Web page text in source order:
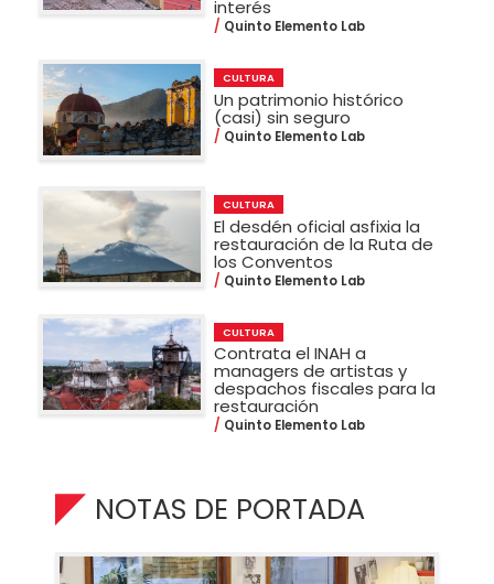
interés
Quinto Elemento Lab
CULTURA
Un patrimonio histórico
(casi) sin seguro
Quinto Elemento Lab
CULTURA
El desdén oficial asfixia la
restauración de la Ruta de
los Conventos
Quinto Elemento Lab
CULTURA
Contrata el INAH a
managers de artistas y
despachos fiscales para la
restauración
Quinto Elemento Lab
NOTAS DE PORTADA